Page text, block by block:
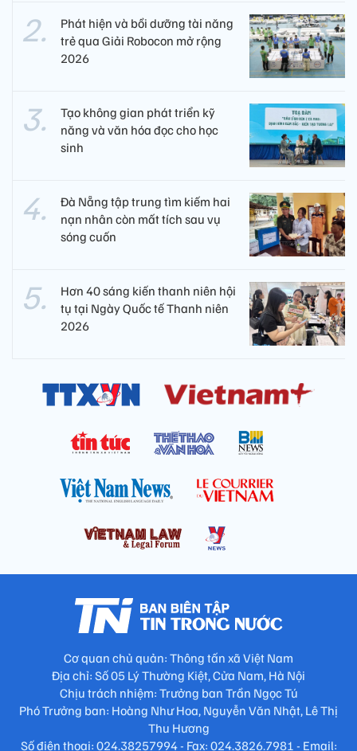
Phát hiện và bồi dưỡng tài năng
trẻ qua Giải Robocon mở rộng
2026
Tạo không gian phát triển kỹ
năng và văn hóa đọc cho học
sinh
Đà Nẵng tập trung tìm kiếm hai
nạn nhân còn mất tích sau vụ
sóng cuốn
Hơn 40 sáng kiến thanh niên hội
tụ tại Ngày Quốc tế Thanh niên
2026
Cơ quan chủ quản: Thông tấn xã Việt Nam
Địa chỉ: Số 05 Lý Thường Kiệt, Cửa Nam, Hà Nội
Chịu trách nhiệm: Trưởng ban Trần Ngọc Tú